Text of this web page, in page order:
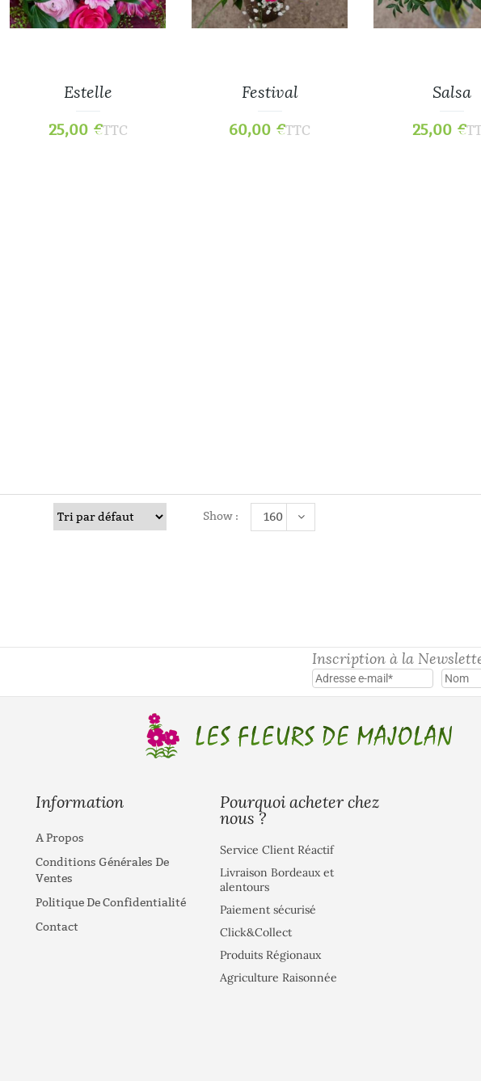
Estelle
25,00 €TTC
Festival
60,00 €TTC
Salsa
25,00 €
Show : 160
Inscription à la
Information
A Propos
Conditions Générales De
Ventes
Politique De Confidentialité
Contact
Pourquoi acheter chez
nous ?
Service Client Réactif
Livraison Bordeaux et
alentours
Paiement sécurisé
Click&Collect
Produits Régionaux
Agriculture Raisonnée